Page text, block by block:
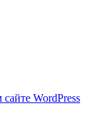
WordPress